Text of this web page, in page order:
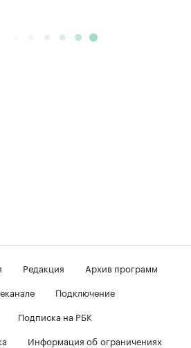
Редакция
Архив программ
Подключение
Подписка на РБК
Информация об ограничениях